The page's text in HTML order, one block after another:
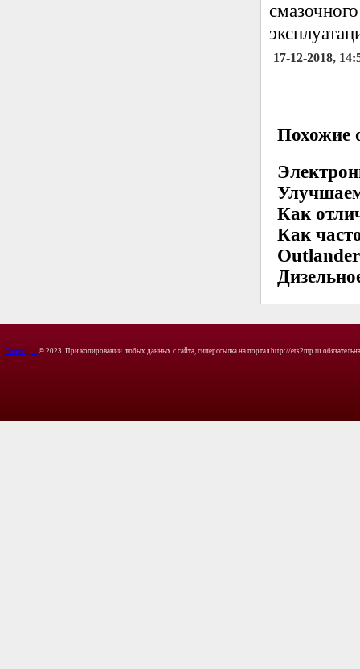
17-12-2018,
Похожие
Как
Как
Copyright © 2023. При копировании любых данных с сайта, гиперссылка на портал http://ets2mp.ru